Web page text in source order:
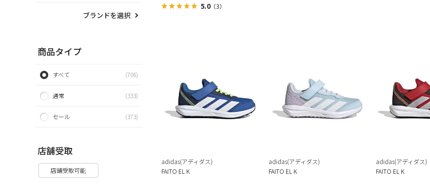
ブランドを選択
商品タイプ
すべて (706)
通常 (333)
セール (373)
店舗受取
店舗受取可能
5.0（3）
adidas(アディダス)
FAITO EL K
adidas(アディダス)
FAITO EL K
adidas(アディダス)
FAITO EL K